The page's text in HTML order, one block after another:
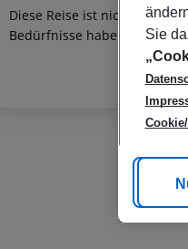
Diese Reise ist nicht für
Bedürfnisse haben, wenden
Sie